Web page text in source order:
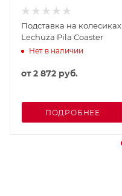
Подставка на колесиках
Lechuza Pila Coaster
Нет в наличии
от2 872 руб.
ПОДРОБНЕЕ